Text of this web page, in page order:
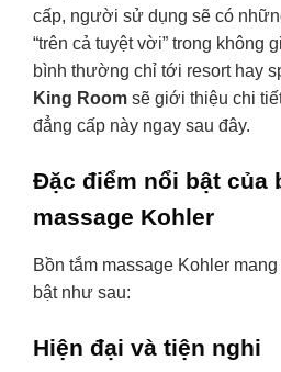
cấp, người sử dụng sẽ có
“trên cả tuyệt vời” trong không
bình thường chỉ tới resort hay
King Room sẽ giới thiệu chi
đẳng cấp này ngay sau đây.
Đặc điểm nổi bật của
massage Kohler
Bồn tắm massage Kohler
bật như sau:
Hiện đại và tiện nghi